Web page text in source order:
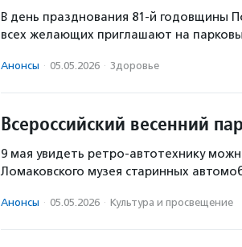
В день празднования 81-й годовщины
всех желающих приглашают на
Анонсы · 05.05.2026 · Здоровье
Всероссийский весенний
9 мая увидеть ретро-автотехнику
Ломаковского музея старинных
Анонсы · 05.05.2026 · Культура и просвещение